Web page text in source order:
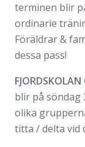
terminen blir
ordinarie
Föräldrar &
dessa pass!
blir på söndag
olika
titta / delta vid